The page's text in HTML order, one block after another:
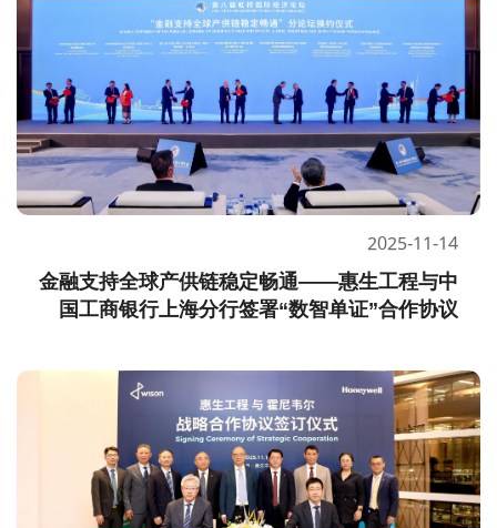
金融支持全球产供链稳定畅通——惠生工程与中
国工商银行上海分行签署“数智单证”合作协议
2025-11-14